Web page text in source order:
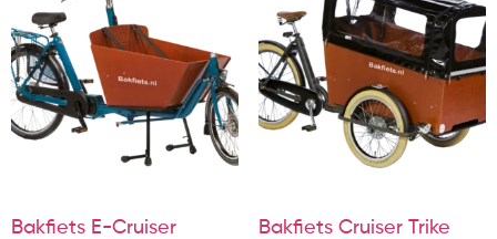
Bakfiets E-Cruiser Bakfiets Cruiser Trike